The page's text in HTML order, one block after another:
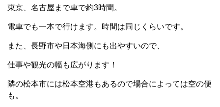
東京、名古屋まで車で約3時間。
電車でも一本で行けます。時間は同じくらいです。
また、長野市や日本海側にも出やすいので、
仕事や観光の幅も広がります！
隣の松本市には松本空港もあるので場合によっては空の便
も。